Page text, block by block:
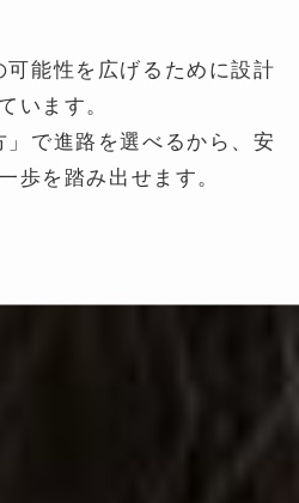
可能性を広げるために設計
います。
」で進路を選べるから、安
歩を踏み出せます。